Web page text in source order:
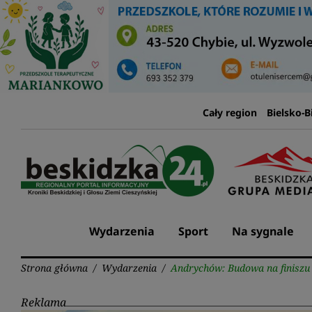
Przejdź
do
treści
Cały region Bielsko-
Wydarzenia Sport Na sygnale
Strona główna / Wydarzenia / Andrychów: Budowa na finiszu
Reklama